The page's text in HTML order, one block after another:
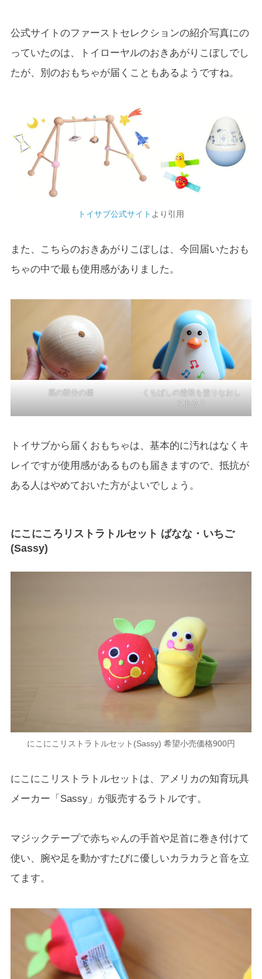
公式サイトのファーストセレクションの紹介写真にの
っていたのは、トイローヤルのおきあがりこぼしでし
たが、別のおもちゃが届くこともあるようですね。
トイサブ公式サイト より引用
また、こちらのおきあがりこぼしは、今回届いたおも
ちゃの中で最も使用感がありました。
底の部分の傷
くちばしの塗装を塗りなおし
てある？
トイサブから届くおもちゃは、基本的に汚れはなくキ
レイですが使用感があるものも届きますので、抵抗が
ある人はやめておいた方がよいでしょう。
にこにころリストラトルセット ばなな・いちご
(Sassy)
にこにこリストラトルセット(Sassy) 希望小売価格900円
にこにこリストラトルセットは、アメリカの知育玩具
メーカー「Sassy」が販売するラトルです。
マジックテープで赤ちゃんの手首や足首に巻き付けて
使い、腕や足を動かすたびに優しいカラカラと音を立
てます。